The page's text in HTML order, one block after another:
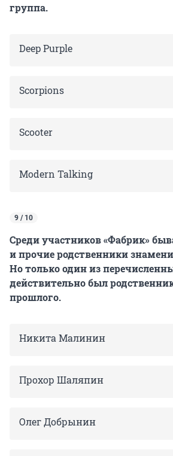
группа.
Deep Purple
Scorpions
Scooter
Modern Talking
9 / 10
Среди участников «Фабрик»
и прочие родственники
Но только один из
действительно был
прошлого.
Никита Малинин
Прохор Шаляпин
Олег Добрынин